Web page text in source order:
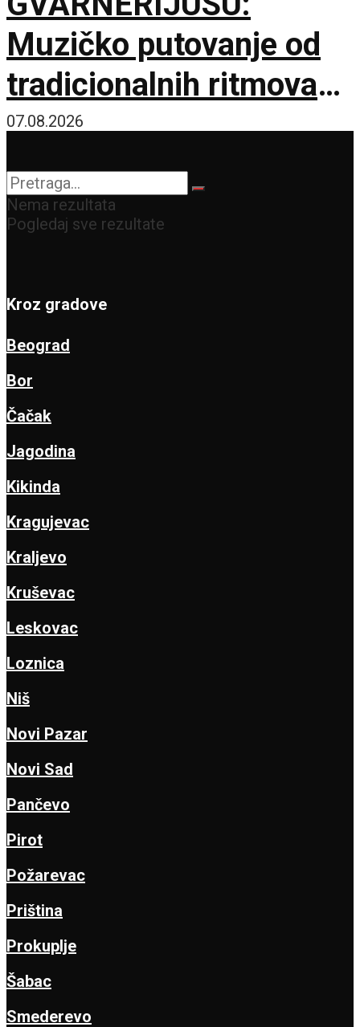
Muzičko putovanje od
tradicionalnih ritmova
do Astora Pjacole
07.08.2026
Nema rezultata
Pogledaj sve rezultate
Kroz gradove
Beograd
Bor
Čačak
Jagodina
Kikinda
Kragujevac
Kraljevo
Kruševac
Leskovac
Loznica
Niš
Novi Pazar
Novi Sad
Pančevo
Pirot
Požarevac
Priština
Prokuplje
Šabac
Smederevo